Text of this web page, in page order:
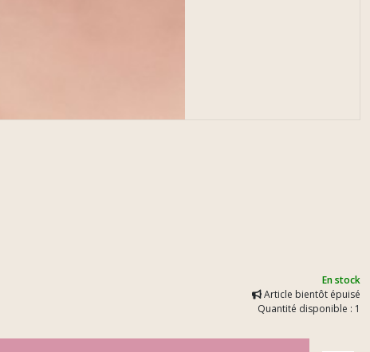
En stock
Article bientôt épuisé
Quantité disponible : 1